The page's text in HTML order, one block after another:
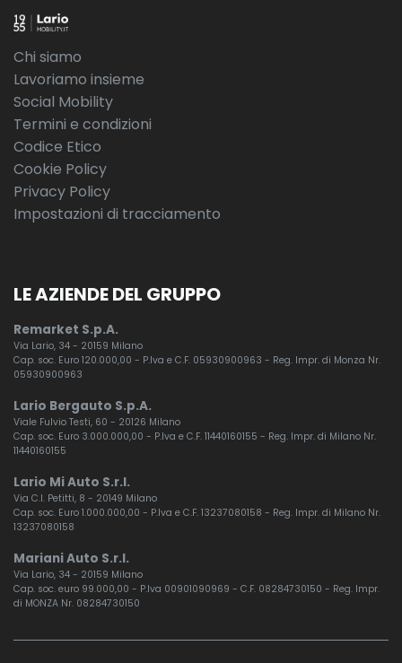
Chi siamo
Lavoriamo insieme
Social Mobility
Termini e condizioni
Codice Etico
Cookie Policy
Privacy Policy
Impostazioni di tracciamento
LE AZIENDE DEL GRUPPO
Remarket S.p.A.
Via Lario, 34 - 20159 Milano
Cap. soc. Euro 120.000,00 - P.Iva e C.F. 05930900963 - Reg. Impr. di Monza Nr.
05930900963
Lario Bergauto S.p.A.
Viale Fulvio Testi, 60 - 20126 Milano
Cap. soc. Euro 3.000.000,00 - P.Iva e C.F. 11440160155 - Reg. Impr. di Milano Nr.
11440160155
Lario Mi Auto S.r.l.
Via C.I. Petitti, 8 - 20149 Milano
Cap. soc. Euro 1.000.000,00 - P.Iva e C.F. 13237080158 - Reg. Impr. di Milano Nr.
13237080158
Mariani Auto S.r.l.
Via Lario, 34 - 20159 Milano
Cap. soc. euro 99.000,00 - P.Iva 00901090969 - C.F. 08284730150 - Reg. Impr.
di MONZA Nr. 08284730150